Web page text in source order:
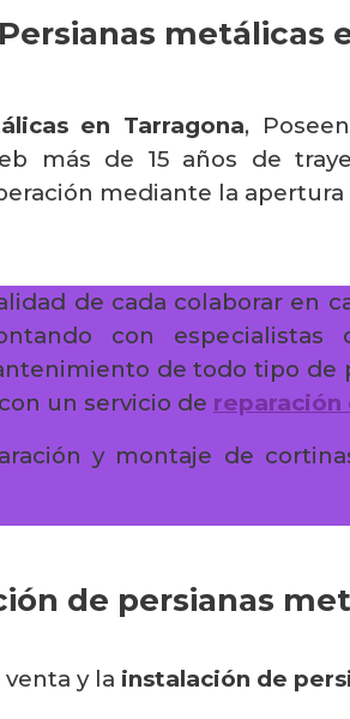
Persianas metálicas
en Tarragona,
más de 15 años de
mediante la
de cada colaborar en
con especialistas
de todo tipo de
un servicio de reparación
y montaje de
de persianas
y la instalación de